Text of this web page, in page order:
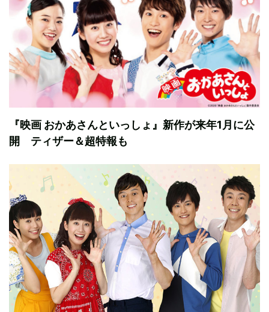
『映画 おかあさんといっしょ』新作が来年1月に公
開 ティザー＆超特報も